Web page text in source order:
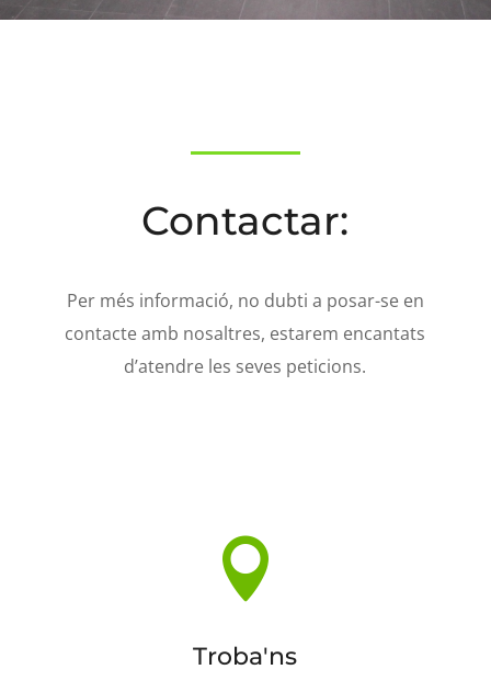
Contactar:
Per més informació, no dubti a posar-se en
contacte amb nosaltres, estarem encantats
d’atendre les seves peticions.

Troba'ns